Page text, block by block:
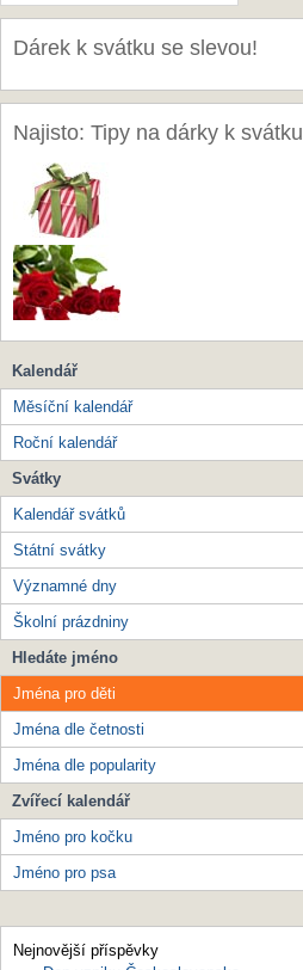
Dárek k svátku se slevou!
Najisto: Tipy na dárky k svátku
Kalendář
Měsíční kalendář
Roční kalendář
Svátky
Kalendář svátků
Státní svátky
Významné dny
Školní prázdniny
Hledáte jméno
Jména pro děti
Jména dle četnosti
Jména dle popularity
Zvířecí kalendář
Jméno pro kočku
Jméno pro psa
Nejnovější příspěvky